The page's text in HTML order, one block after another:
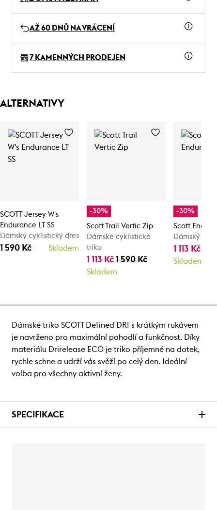
AŽ 60 DNŮ NA VRÁCENÍ
7 KAMENNÝCH PRODEJEN
ALTERNATIVY
SCOTT Jersey W's
Endurance LT SS
Dámský cyklistický dres
1 590 Kč Skladem
-30%
Scott Trail Vertic Zip
Dámské cyklistické
triko
1 113 Kč1 590 Kč
Skladem
-30%
Scott
Dámský
1 113 Kč
Skladem
Dámské triko SCOTT Defined DRI s krátkým rukávem
je navrženo pro maximální pohodlí a funkčnost. Díky
materiálu Drirelease ECO je triko příjemné na dotek,
rychle schne a udrží vás svěží po celý den. Ideální
volba pro všechny aktivní ženy.
SPECIFIKACE